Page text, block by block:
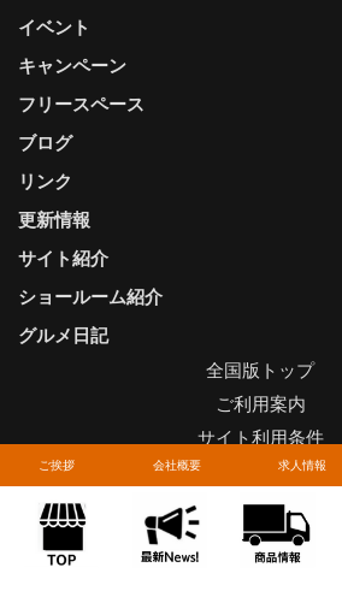
ご挨拶 会社概要 求人情報
更新情報
サイト紹介
ショールーム紹介
グルメ日記
イベント
キャンペーン
フリースペース
ブログ
リンク
全国版トップ
ご利用案内
サイト利用条件
プライバシーポリシー
関連リンク
お問い合わせについて